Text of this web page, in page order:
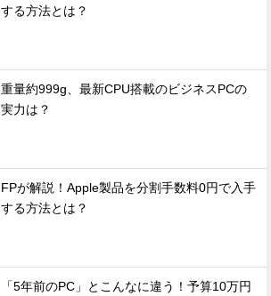
する方法とは？
重量約999g、最新CPU搭載のビジネスPCの
実力は？
FPが解説！Apple製品を分割手数料0円で入手
する方法とは？
「5年前のPC」とこんなに違う！予算10万円